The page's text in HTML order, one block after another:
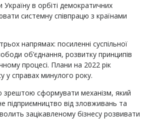
в орбіті демократичних
системну співпрацю з країнами
напрямах: посиленні суспільної
об’єднання, розвитку принципів
процесі. Плани на 2022 рік
у справах минулого року.
зрештою сформувати механізм, який
підприємництво від зловживань та
зацікавленому бізнесу розвивати